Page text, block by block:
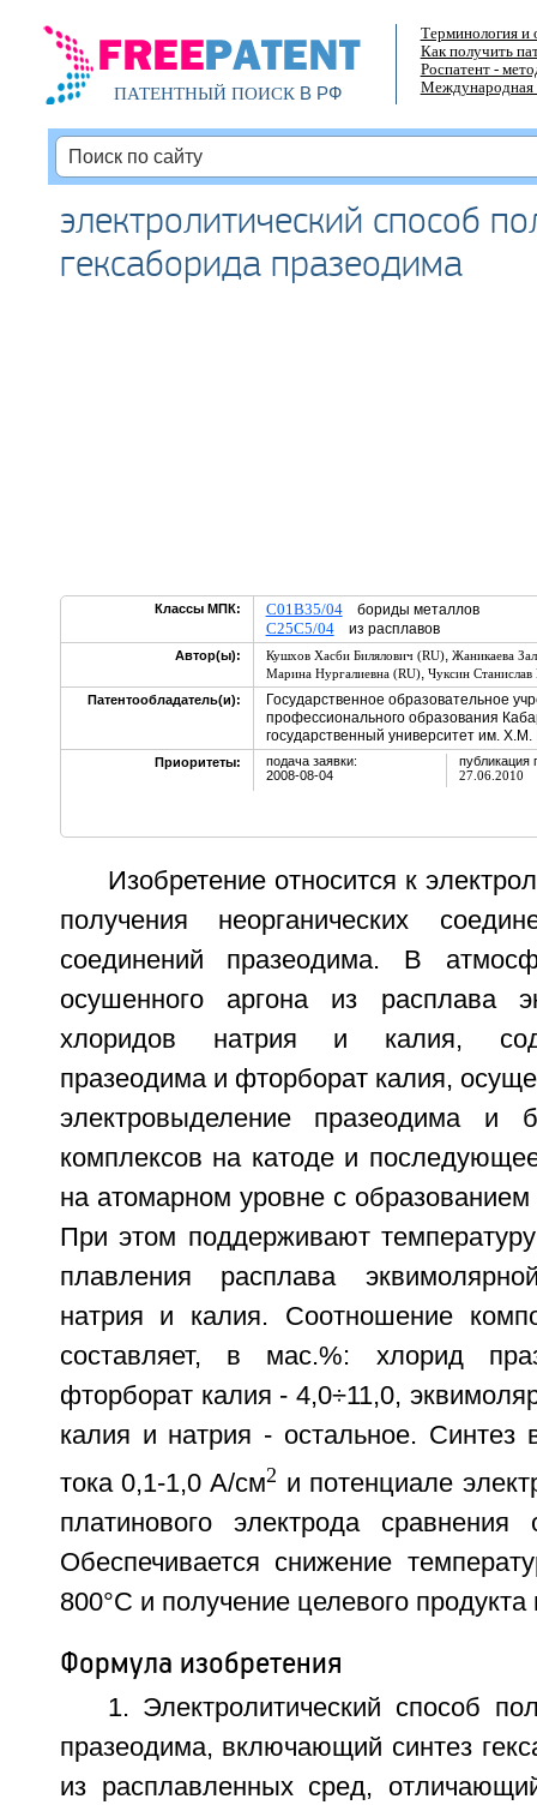
ПАТЕНТНЫЙ ПОИСКВ РФ
Терминология и
Как получить
Роспатент -
Международная
электролитический способ
гексаборида празеодима
Классы МПК: C01B35/04бориды металлов
C25C5/04из расплавов
Автор(ы): Кушхов Хасби Билялович (RU), Жаникаева
Марина Нургалиевна (RU), Чуксин
Патентообладатель(и):
Государственное образовательное
профессионального образования
государственный университет им. Х.М.
Приоритеты:
подача заявки:
2008-08-04
публикация
27.06.2010
Изобретение относится к
получения неорганических
соединений празеодима. В
осушенного аргона из расплава
хлоридов натрия и калия,
празеодима и фторборат калия,
электровыделение празеодима и
комплексов на катоде и
на атомарном уровне с
При этом поддерживают
плавления расплава
натрия и калия. Соотношение
составляет, в мас.%: хлорид
фторборат калия - 4,0÷11,0,
калия и натрия - остальное. Синтез
тока 0,1-1,0 А/см2 и потенциале
платинового электрода
Обеспечивается снижение
800°С и получение целевого
Формула изобретения
1. Электролитический способ
празеодима, включающий синтез
из расплавленных сред,